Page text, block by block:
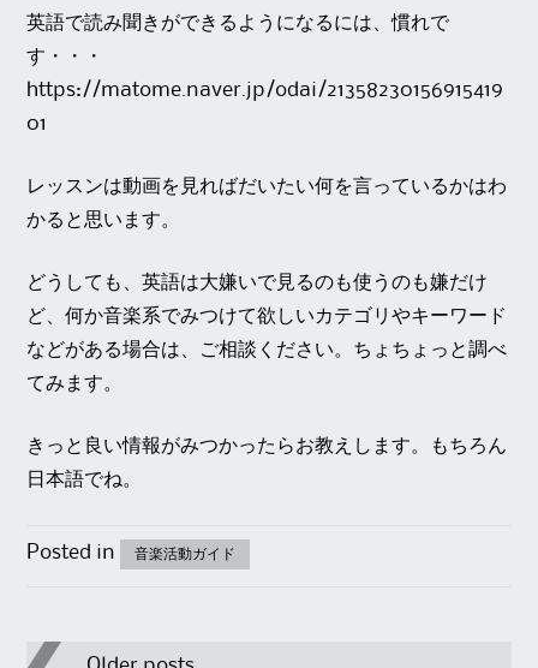
英語で読み聞きができるようになるには、慣れで
す・・・
https://matome.naver.jp/odai/21358230156915419
01
レッスンは動画を見ればだいたい何を言っているかはわ
かると思います。
どうしても、英語は大嫌いで見るのも使うのも嫌だけ
ど、何か音楽系でみつけて欲しいカテゴリやキーワード
などがある場合は、ご相談ください。ちょちょっと調べ
てみます。
きっと良い情報がみつかったらお教えします。もちろん
日本語でね。
Posted in 音楽活動ガイド
Post